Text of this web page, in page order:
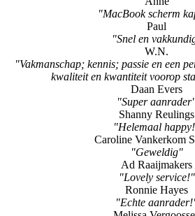
"MacBook scherm
Paul
"Snel en
W.N.
"Vakmanschap; kennis; passie en een
kwaliteit en kwantiteit voorop
Daan Evers
"Super
Shanny Reulings
"Helemaal
Caroline Vankerkom
"Geweldig"
Ad Raaijmakers
"Lovely service!"
Ronnie Hayes
"Echte